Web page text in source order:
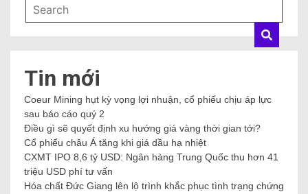
Tin mới
Coeur Mining hụt kỳ vọng lợi nhuận, cổ phiếu chịu áp lực
sau báo cáo quý 2
Điều gì sẽ quyết định xu hướng giá vàng thời gian tới?
Cổ phiếu châu Á tăng khi giá dầu hạ nhiệt
CXMT IPO 8,6 tỷ USD: Ngân hàng Trung Quốc thu hơn 41
triệu USD phí tư vấn
Hóa chất Đức Giang lên lộ trình khắc phục tình trạng chứng